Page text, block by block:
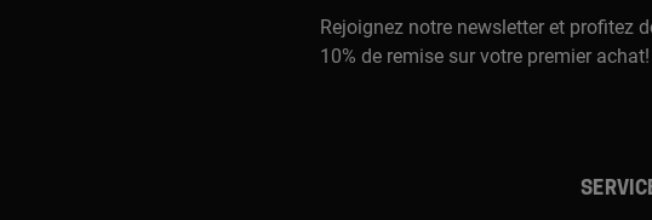
Rejoignez notre newsletter et profitez
10% de remise sur votre premier achat!